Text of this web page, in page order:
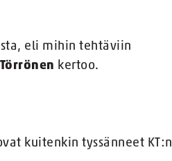
eli mihin tehtäviin
kertoo.
kuitenkin tyssänneet KT:n